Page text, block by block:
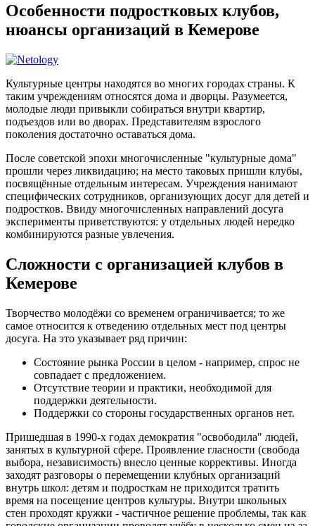
Особенности подростковых клубов,
нюансы организаций в Кемерове
Культурные центры находятся во многих городах страны. К
таким учреждениям относятся дома и дворцы. Разумеется,
молодые люди привыкли собираться внутри квартир,
подъездов или во дворах. Представителям взрослого
поколения достаточно оставаться дома.
После советской эпохи многочисленные "культурные дома"
прошли через ликвидацию; на место таковых пришли клубы,
посвящённые отдельным интересам. Учреждения нанимают
специфических сотрудников, организующих досуг для детей и
подростков. Ввиду многочисленных направлений досуга
эксперименты приветствуются: у отдельных людей нередко
комбинируются разные увлечения.
Сложности с организацией клубов в
Кемерове
Творчество молодёжи со временем ограничивается; то же
самое относится к отведению отдельных мест под центры
досуга. На это указывает ряд причин:
Состояние рынка России в целом - например, спрос не
совпадает с предложением.
Отсутствие теории и практики, необходимой для
поддержки деятельности.
Поддержки со стороны государственных органов нет.
Пришедшая в 1990-х годах демократия "освободила" людей,
занятых в культурной сфере. Проявление гласности (свобода
выбора, независимость) внесло ценные коррективы. Иногда
заходят разговоры о перемещении клубных организаций
внутрь школ: детям и подросткам не приходится тратить
время на посещение центров культуры. Внутри школьных
стен проходят кружки - частичное решение проблемы, так как